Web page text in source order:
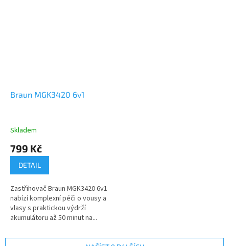
Braun MGK3420 6v1
Skladem
799 Kč
DETAIL
Zastřihovač Braun MGK3420 6v1
nabízí komplexní péči o vousy a
vlasy s praktickou výdrží
akumulátoru až 50 minut na...